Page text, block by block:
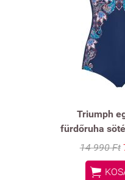
Triumph
fürdőruha
14 990 Ft
